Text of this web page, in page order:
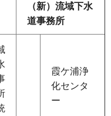
（新）流域下水
道事務所
霞ケ浦浄
化センタ
ー